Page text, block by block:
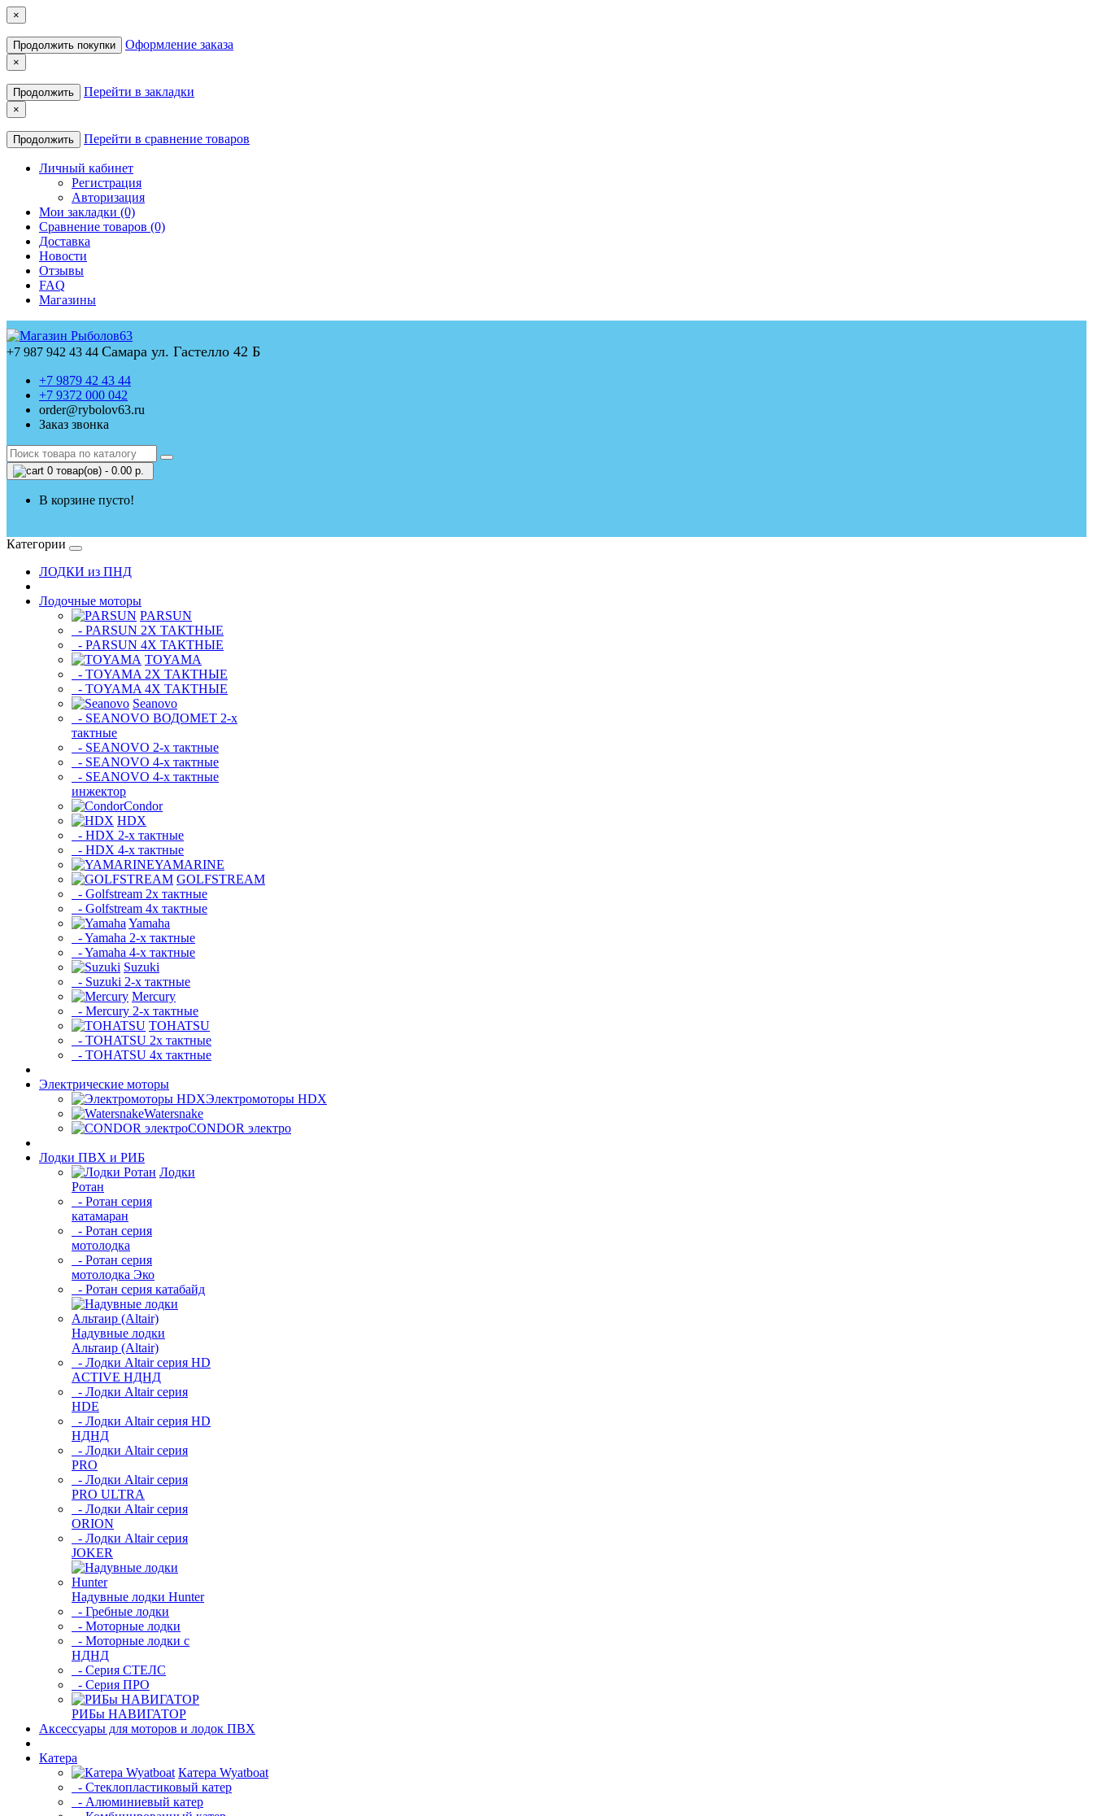
×
Продолжить покупки Оформление заказа
×
Продолжить Перейти в закладки
×
Продолжить Перейти в сравнение товаров
Личный кабинет
Регистрация
Авторизация
Мои закладки (0)
Сравнение товаров (0)
Доставка
Новости
Отзывы
FAQ
Магазины
+7 987 942 43 44 Самара ул. Гастелло 42 Б
+7 9879 42 43 44
+7 9372 000 042
order@rybolov63.ru
Заказ звонка
0 товар(ов) - 0.00 р.
В корзине пусто!
Категории
ЛОДКИ из ПНД
Лодочные моторы
PARSUN
- PARSUN 2Х ТАКТНЫЕ
- PARSUN 4Х ТАКТНЫЕ
TOYAMA
- TOYAMA 2Х ТАКТНЫЕ
- TOYAMA 4Х ТАКТНЫЕ
Seanovo
- SEANOVO ВОДОМЕТ 2-х
тактные
- SEANOVO 2-х тактные
- SEANOVO 4-х тактные
- SEANOVO 4-х тактные
инжектор
Condor
HDX
- HDX 2-х тактные
- HDX 4-х тактные
YAMARINE
GOLFSTREAM
- Golfstream 2х тактные
- Golfstream 4х тактные
Yamaha
- Yamaha 2-х тактные
- Yamaha 4-х тактные
Suzuki
- Suzuki 2-х тактные
Mercury
- Mercury 2-х тактные
TOHATSU
- TOHATSU 2х тактные
- TOHATSU 4х тактные
Электрические моторы
Электромоторы HDX
Watersnake
CONDOR электро
Лодки ПВХ и РИБ
Лодки
Ротан
- Ротан серия
катамаран
- Ротан серия
мотолодка
- Ротан серия
мотолодка Эко
- Ротан серия катабайд
Надувные лодки
Альтаир (Altair)
- Лодки Altair серия HD
ACTIVE НДНД
- Лодки Altair серия
HDE
- Лодки Altair серия HD
НДНД
- Лодки Altair серия
PRO
- Лодки Altair серия
PRO ULTRA
- Лодки Altair серия
ORION
- Лодки Altair серия
JOKER
Надувные лодки Hunter
- Гребные лодки
- Моторные лодки
- Моторные лодки с
НДНД
- Серия СТЕЛС
- Серия ПРО
РИБы НАВИГАТОР
Аксессуары для моторов и лодок ПВХ
Катера
Катера Wyatboat
- Cтеклопластиковый катер
- Алюминиевый катер